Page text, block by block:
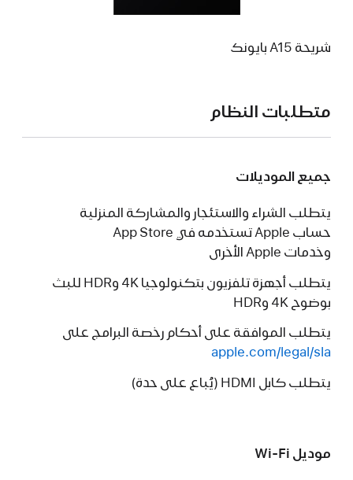
شريحة A15 بايونك
متطلبات النظام
جميع الموديلات
يتطلب الشراء والاستئجار والمشاركة المنزلية
حساب Apple تستخدمه في App Store
وخدمات Apple الأخرى
يتطلب أجهزة تلفزيون بتكنولوجيا 4K وHDR للبث
بوضوح 4K وHDR
يتطلب الموافقة على أحكام رخصة البرامج على
apple.com/legal/sla
يتطلب كابل HDMI (يُباع على حدة)
موديل Wi-Fi